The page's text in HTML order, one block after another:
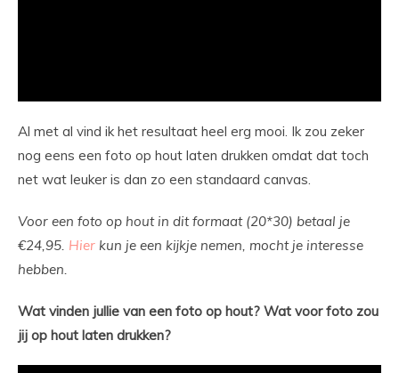
Al met al vind ik het resultaat heel erg mooi. Ik zou zeker
nog eens een foto op hout laten drukken omdat dat toch
net wat leuker is dan zo een standaard canvas.
Voor een foto op hout in dit formaat (20*30) betaal je
€24,95. Hier kun je een kijkje nemen, mocht je interesse
hebben.
Wat vinden jullie van een foto op hout? Wat voor foto zou
jij op hout laten drukken?